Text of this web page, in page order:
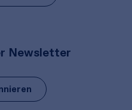
Newsletter